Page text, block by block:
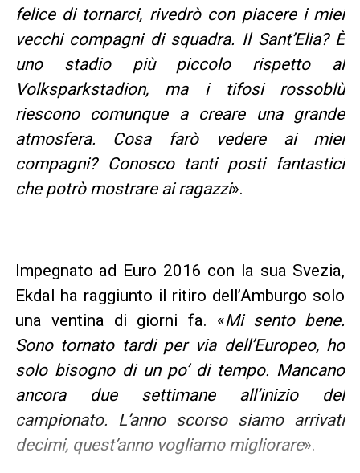
felice di tornarci, rivedrò con piacere i miei
vecchi compagni di squadra. Il Sant’Elia? È
uno stadio più piccolo rispetto al
Volksparkstadion, ma i tifosi rossoblù
riescono comunque a creare una grande
atmosfera. Cosa farò vedere ai miei
compagni? Conosco tanti posti fantastici
che potrò mostrare ai ragazzi».
Impegnato ad Euro 2016 con la sua Svezia,
Ekdal ha raggiunto il ritiro dell’Amburgo solo
una ventina di giorni fa. «Mi sento bene.
Sono tornato tardi per via dell’Europeo, ho
solo bisogno di un po’ di tempo. Mancano
ancora due settimane all’inizio del
campionato. L’anno scorso siamo arrivati
decimi, quest’anno vogliamo migliorare».